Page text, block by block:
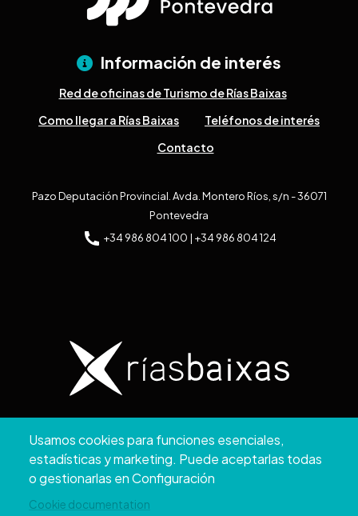
Usamos cookies para funciones esenciales,
estadísticas y marketing. Puede aceptarlas todas
o gestionarlas en Configuración
Cookie documentation
Información de interés
Red de oficinas de Turismo de Rías Baixas
Como llegar a Rías Baixas
Teléfonos de interés
Contacto
Pazo Deputación Provincial. Avda. Montero Ríos, s/n - 36071
Pontevedra
+34 986 804 100 | +34 986 804 124
Copyright © 2026. Diputación de Pontevedra.
Reservados todos los derechos
Aviso
Accesibilidad Protección de